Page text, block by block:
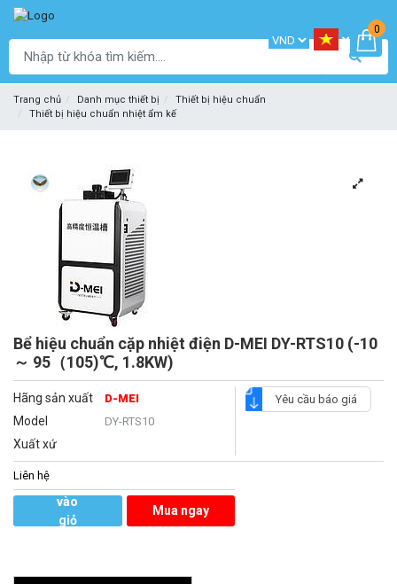
0
Trang chủ Danh mục thiết bị
Thiết bị hiệu chuẩn
Thiết bị hiệu chuẩn nhiệt ẩm kế
Bể hiệu chuẩn cặp nhiệt điện D-MEI DY-RTS10 (-10
～ 95（105)℃, 1.8KW)
Hãng sản xuất D-MEI
Model DY-RTS10
Xuất xứ
Yêu cầu báo giá
Liên hệ
vào
giỏ
Mua ngay